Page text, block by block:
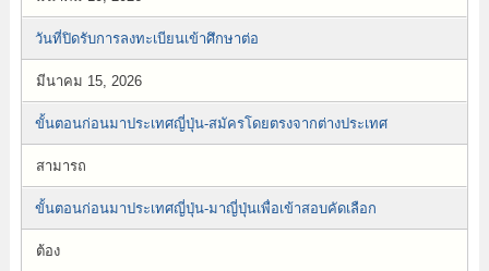
วันที่ปิดรับการลงทะเบียนเข้าศึกษาต่อ
มีนาคม 15, 2026
ขั้นตอนก่อนมาประเทศญี่ปุ่น-สมัครโดยตรงจากต่างประเทศ
สามารถ
ขั้นตอนก่อนมาประเทศญี่ปุ่น-มาญี่ปุ่นเพื่อเข้าสอบคัดเลือก
ต้อง